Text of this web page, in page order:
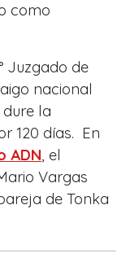
como
Juzgado de
nacional
la
120 días. En
ADN, el
Vargas
de Tonka